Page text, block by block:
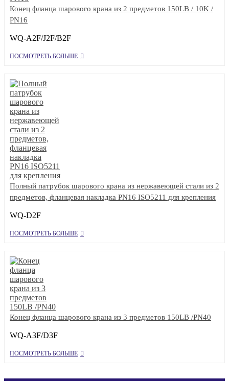
Конец фланца шарового крана из 2 предметов 150LB / 10K /
PN16
WQ-A2F/J2F/B2F
ПОСМОТРЕТЬ БОЛЬШЕ
Полный патрубок шарового крана из нержавеющей стали из 2
предметов, фланцевая накладка PN16 ISO5211 для крепления
WQ-D2F
ПОСМОТРЕТЬ БОЛЬШЕ
Конец фланца шарового крана из 3 предметов 150LB /PN40
WQ-A3F/D3F
ПОСМОТРЕТЬ БОЛЬШЕ